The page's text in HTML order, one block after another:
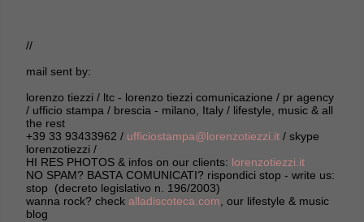
//
mail sent by:
lorenzo tiezzi / ltc - lorenzo tiezzi comunicazione / pr agency
/ ufficio stampa / brescia - milano, Italy / lifestyle, music & all
the rest
+39 33 93433962 / ufficiostampa@lorenzotiezzi.it / skype
lorenzotiezzi /
HI RES PHOTOS & infos on our clients: lorenzotiezzi.it
NO SPAM? BASTA COMUNICATI? rispondici stop - write us:
stop (decreto legislativo n. 196/2003)
wanna rock? check alladiscoteca.com , our lifestyle & music
blog